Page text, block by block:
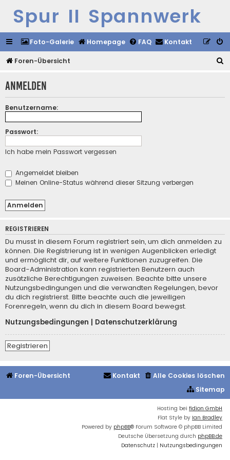
Spur II Spannwerk
Foto-Galerie Homepage FAQ Kontakt
Foren-Übersicht
h
Anmelden
Benutzername:
Passwort:
Ich habe mein Passwort vergessen
Angemeldet bleiben
Meinen Online-Status während dieser Sitzung verbergen
REGISTRIEREN
Du musst in diesem Forum registriert sein, um dich anmelden zu
können. Die Registrierung ist in wenigen Augenblicken erledigt
und ermöglicht dir, auf weitere Funktionen zuzugreifen. Die
Board-Administration kann registrierten Benutzern auch
zusätzliche Berechtigungen zuweisen. Beachte bitte unsere
Nutzungsbedingungen und die verwandten Regelungen, bevor
du dich registrierst. Bitte beachte auch die jeweiligen
Forenregeln, wenn du dich in diesem Board bewegst.
Nutzungsbedingungen
Datenschutzerklärung
Registrieren
Foren-Übersicht Alle Cookies löschen
Kontakt
Sitemap
Hosting bei fidion GmbH
Flat Style by Ian Bradley
Powered by phpBB® Forum Software © phpBB Limited
Deutsche Übersetzung durch phpBB.de
Datenschutz | Nutzungsbedingungen